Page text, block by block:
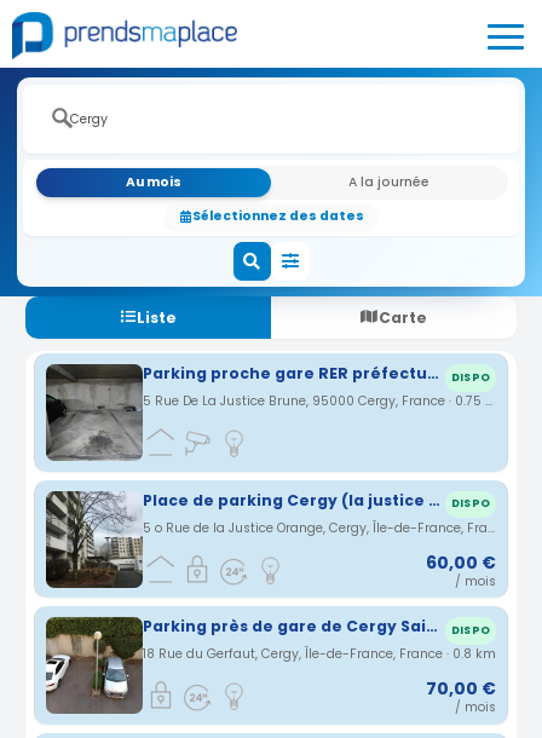
Au mois
A la journée
Sélectionnez des dates
Liste Carte
Parking proche gare RER préfecture DISPO
5 Rue De La Justice Brune, 95000 Cergy, France · 0.75 km
Place de parking Cergy (la justice orange) DISPO
5 o Rue de la Justice Orange, Cergy, Île-de-France, France · 0.75 km
60,00 €
/ mois
Parking près de gare de Cergy Saint Christophe. DISPO
18 Rue du Gerfaut, Cergy, Île-de-France, France · 0.8 km
70,00 €
/ mois